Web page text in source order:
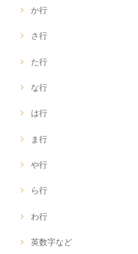
か行
さ行
た行
な行
は行
ま行
や行
ら行
わ行
英数字など